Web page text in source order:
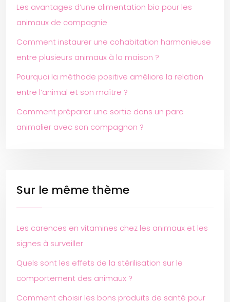
Les avantages d’une alimentation bio pour les
animaux de compagnie
Comment instaurer une cohabitation harmonieuse
entre plusieurs animaux à la maison ?
Pourquoi la méthode positive améliore la relation
entre l’animal et son maître ?
Comment préparer une sortie dans un parc
animalier avec son compagnon ?
Sur le même thème
Les carences en vitamines chez les animaux et les
signes à surveiller
Quels sont les effets de la stérilisation sur le
comportement des animaux ?
Comment choisir les bons produits de santé pour